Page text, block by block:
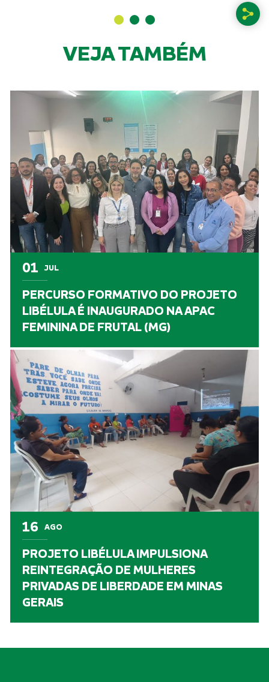
VEJA TAMBÉM
01 JUL
PERCURSO FORMATIVO DO PROJETO
LIBÉLULA É INAUGURADO NA APAC
FEMININA DE FRUTAL (MG)
16 AGO
PROJETO LIBÉLULA IMPULSIONA
REINTEGRAÇÃO DE MULHERES
PRIVADAS DE LIBERDADE EM MINAS
GERAIS